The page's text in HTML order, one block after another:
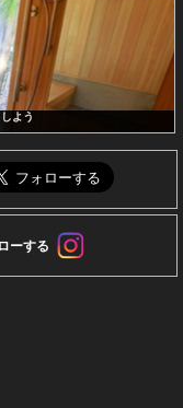
よう
ーする